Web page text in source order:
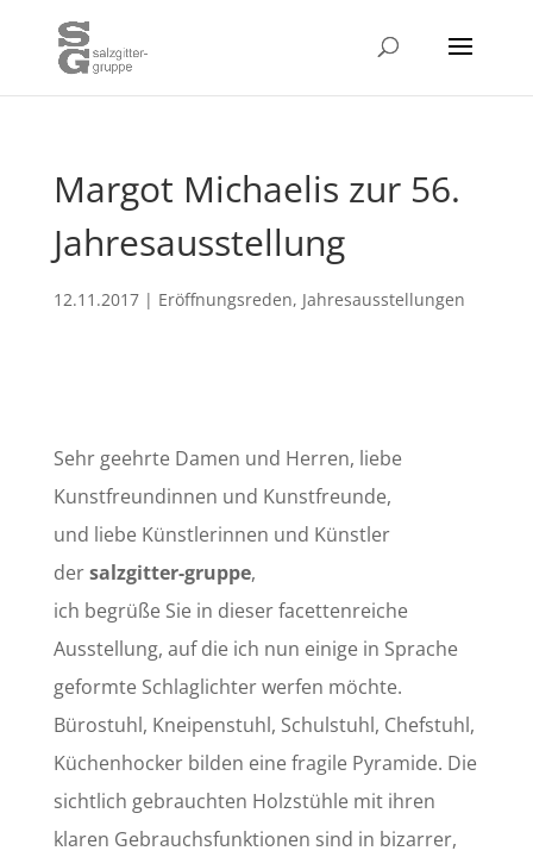
Margot Michaelis zur 56.
Jahresausstellung
12.11.2017| Eröffnungsreden, Jahresausstellungen
Sehr geehrte Damen und Herren, liebe
Kunstfreundinnen und Kunstfreunde,
und liebe Künstlerinnen und Künstler
dersalzgitter-gruppe,
ich begrüße Sie in dieser facettenreiche
Ausstellung, auf die ich nun einige in Sprache
geformte Schlaglichter werfen möchte.
Bürostuhl, Kneipenstuhl, Schulstuhl, Chefstuhl,
Küchenhocker bilden eine fragile Pyramide. Die
sichtlich gebrauchten Holzstühle mit ihren
klaren Gebrauchsfunktionen sind in bizarrer,